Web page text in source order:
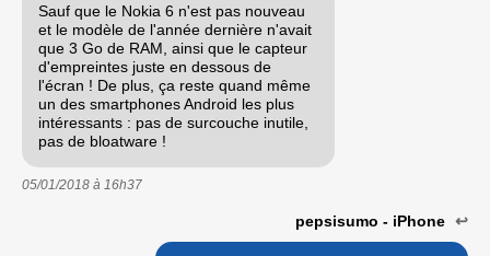
Sauf que le Nokia 6 n'est pas nouveau
et le modèle de l'année dernière n'avait
que 3 Go de RAM, ainsi que le capteur
d'empreintes juste en dessous de
l'écran ! De plus, ça reste quand même
un des smartphones Android les plus
intéressants : pas de surcouche inutile,
pas de bloatware !
05/01/2018 à 16h37
pepsisumo - iPhone ↩